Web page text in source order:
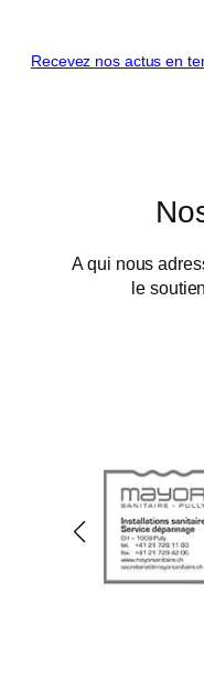
Recevez nos actus en
A qui nous
le